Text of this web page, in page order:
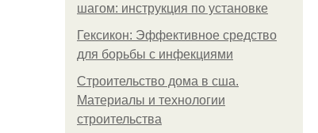
шагом: инструкция по установке
Гексикон: Эффективное средство
для борьбы с инфекциями
Строительство дома в сша.
Материалы и технологии
строительства